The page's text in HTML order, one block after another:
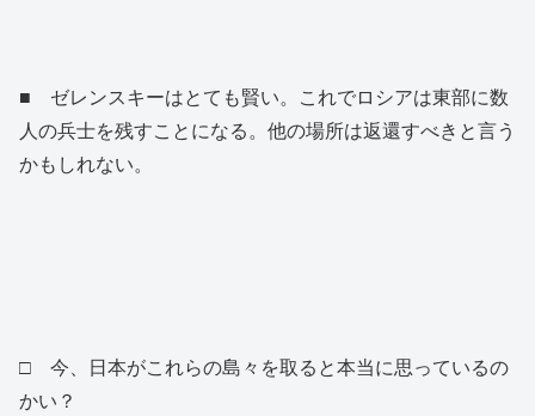
■ ゼレンスキーはとても賢い。これでロシアは東部に数
人の兵士を残すことになる。他の場所は返還すべきと言う
かもしれない。
□ 今、日本がこれらの島々を取ると本当に思っているの
かい？